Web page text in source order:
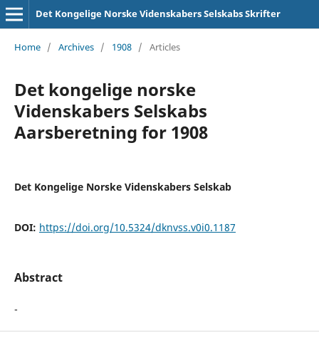
Det Kongelige Norske Videnskabers Selskabs Skrifter
Home / Archives / 1908 / Articles
Det kongelige norske
Videnskabers Selskabs
Aarsberetning for 1908
Det Kongelige Norske Videnskabers Selskab
DOI: https://doi.org/10.5324/dknvss.v0i0.1187
Abstract
-